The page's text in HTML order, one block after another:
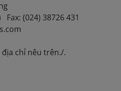
(024) 38726 431
chỉ nêu trên./.